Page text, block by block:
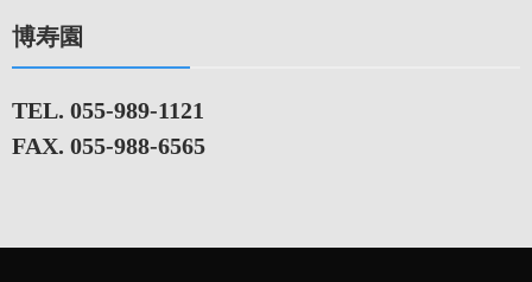
博寿園
TEL. 055-989-1121
FAX. 055-988-6565